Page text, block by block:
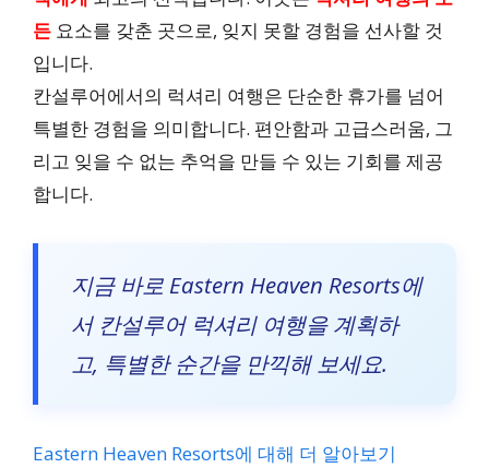
든 요소를 갖춘 곳으로, 잊지 못할 경험을 선사할 것
입니다.
칸설루어에서의 럭셔리 여행은 단순한 휴가를 넘어
특별한 경험을 의미합니다. 편안함과 고급스러움, 그
리고 잊을 수 없는 추억을 만들 수 있는 기회를 제공
합니다.
지금 바로 Eastern Heaven Resorts에
서 칸설루어 럭셔리 여행을 계획하
고, 특별한 순간을 만끽해 보세요.
Eastern Heaven Resorts에 대해 더 알아보기